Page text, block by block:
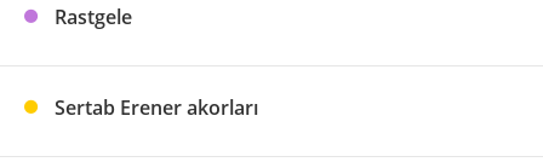
Rastgele
Sertab Erener akorları